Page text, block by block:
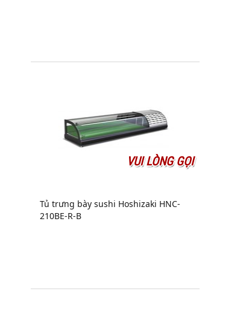
VUI LÒNG GỌI
Tủ trưng bày sushi Hoshizaki HNC-
210BE-R-B